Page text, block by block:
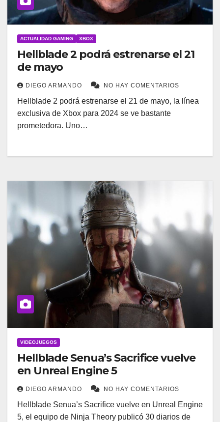
ACTUALIDAD GAMING XBOX
Hellblade 2 podrá estrenarse el 21
de mayo
DIEGO ARMANDO NO HAY COMENTARIOS
Hellblade 2 podrá estrenarse el 21 de mayo, la línea
exclusiva de Xbox para 2024 se ve bastante
prometedora. Uno…
VIDEOJUEGOS
Hellblade Senua’s Sacrifice vuelve
en Unreal Engine 5
DIEGO ARMANDO NO HAY COMENTARIOS
Hellblade Senua’s Sacrifice vuelve en Unreal Engine
5, el equipo de Ninja Theory publicó 30 diarios de